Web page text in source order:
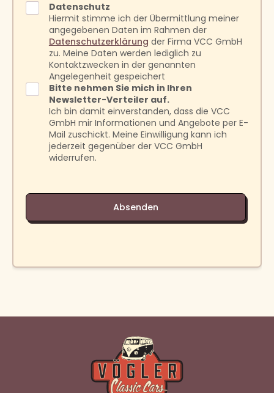
Datenschutz
Hiermit stimme ich der Übermittlung meiner
angegebenen Daten im Rahmen der
Datenschutzerklärung der Firma VCC GmbH
zu. Meine Daten werden lediglich zu
Kontaktzwecken in der genannten
Angelegenheit gespeichert
Bitte nehmen Sie mich in Ihren
Newsletter-Verteiler auf.
Ich bin damit einverstanden, dass die VCC
GmbH mir Informationen und Angebote per E-
Mail zuschickt. Meine Einwilligung kann ich
jederzeit gegenüber der VCC GmbH
widerrufen.